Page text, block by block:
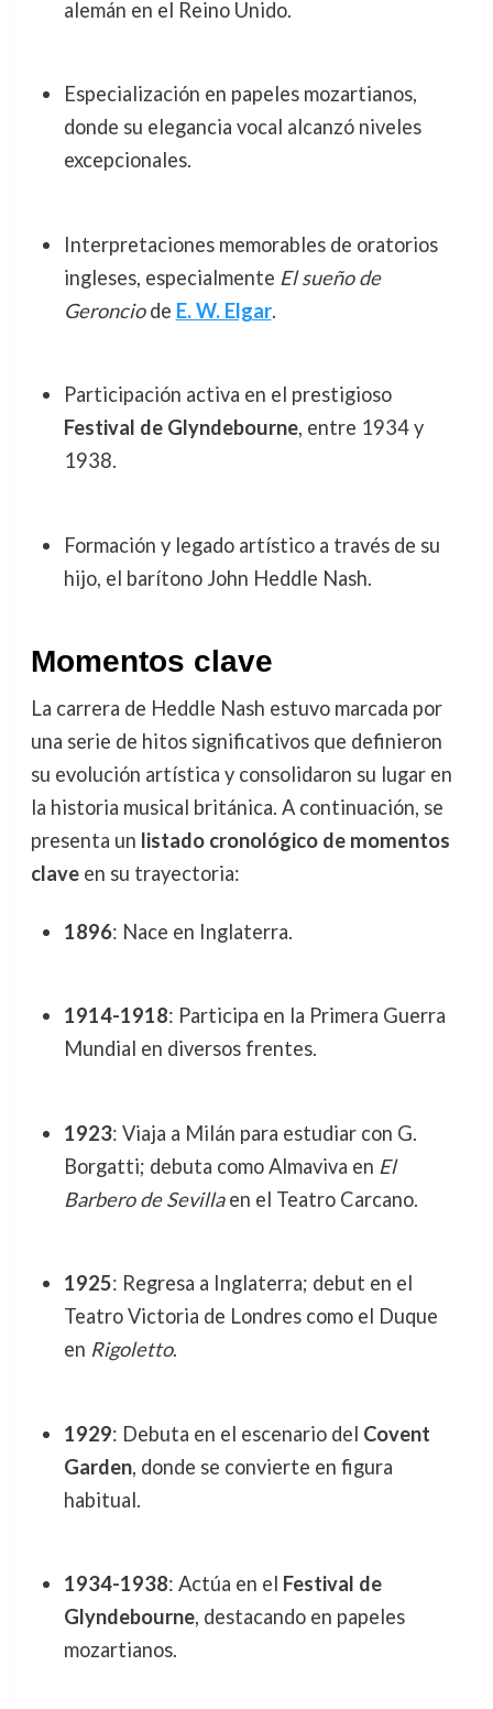
alemán en el Reino Unido.
Especialización en papeles mozartianos,
donde su elegancia vocal alcanzó niveles
excepcionales.
Interpretaciones memorables de oratorios
ingleses, especialmente El sueño de
Geronciode E. W. Elgar.
Participación activa en el prestigioso
Festival de Glyndebourne, entre 1934 y
1938.
Formación y legado artístico a través de su
hijo, el barítono John Heddle Nash.
Momentos clave
La carrera de Heddle Nash estuvo marcada por
una serie de hitos significativos que definieron
su evolución artística y consolidaron su lugar en
la historia musical británica. A continuación, se
presenta un listado cronológico de momentos
claveen su trayectoria:
1896: Nace en Inglaterra.
1914-1918: Participa en la Primera Guerra
Mundial en diversos frentes.
1923: Viaja a Milán para estudiar con G.
Borgatti; debuta como Almaviva en El
Barbero de Sevillaen el Teatro Carcano.
1925: Regresa a Inglaterra; debut en el
Teatro Victoria de Londres como el Duque
en Rigoletto.
1929: Debuta en el escenario del Covent
Garden, donde se convierte en figura
habitual.
1934-1938: Actúa en el Festival de
Glyndebourne, destacando en papeles
mozartianos.